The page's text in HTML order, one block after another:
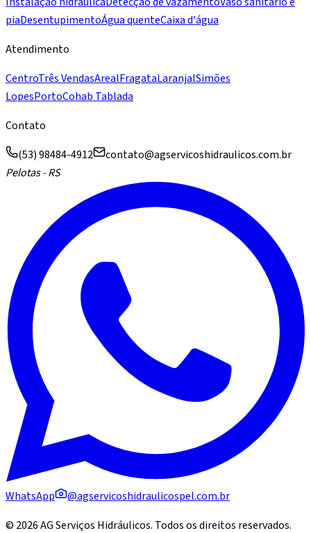
piaDesentupimentoÁgua quenteCaixa d'água
Atendimento
CentroTrês VendasArealFragataLaranjalSimões
LopesPortoCohab Tablada
Contato
(53) 98484-4912
contato@agservicoshidraulicos.com.br
Pelotas - RS
WhatsApp
@agservicoshidraulicospel.com.br
© 2026AG Serviços Hidráulicos. Todos os direitos reservados.